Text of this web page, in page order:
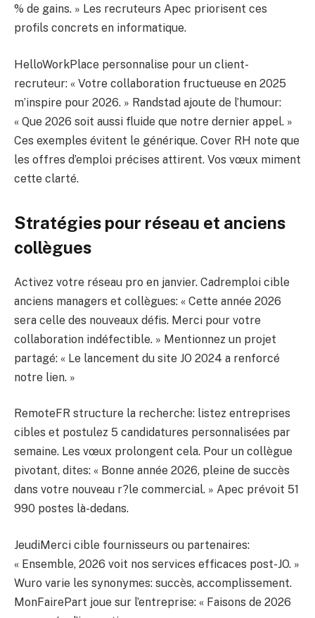
% de gains. » Les recruteurs Apec priorisent ces
profils concrets en informatique.
HelloWorkPlace personnalise pour un client-
recruteur: « Votre collaboration fructueuse en 2025
m’inspire pour 2026. » Randstad ajoute de l’humour:
« Que 2026 soit aussi fluide que notre dernier appel. »
Ces exemples évitent le générique. Cover RH note que
les offres d’emploi précises attirent. Vos vœux miment
cette clarté.
Stratégies pour réseau et anciens
collègues
Activez votre réseau pro en janvier. Cadremploi cible
anciens managers et collègues: « Cette année 2026
sera celle des nouveaux défis. Merci pour votre
collaboration indéfectible. » Mentionnez un projet
partagé: « Le lancement du site JO 2024 a renforcé
notre lien. »
RemoteFR structure la recherche: listez entreprises
cibles et postulez 5 candidatures personnalisées par
semaine. Les vœux prolongent cela. Pour un collègue
pivotant, dites: « Bonne année 2026, pleine de succès
dans votre nouveau r?le commercial. » Apec prévoit 51
990 postes là-dedans.
JeudiMerci cible fournisseurs ou partenaires:
« Ensemble, 2026 voit nos services efficaces post-JO. »
Wuro varie les synonymes: succès, accomplissement.
MonFairePart joue sur l’entreprise: « Faisons de 2026